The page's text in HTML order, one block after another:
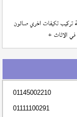
تركيب تكيفات اخري صالون
الاثاث +
01145002210
01111100291